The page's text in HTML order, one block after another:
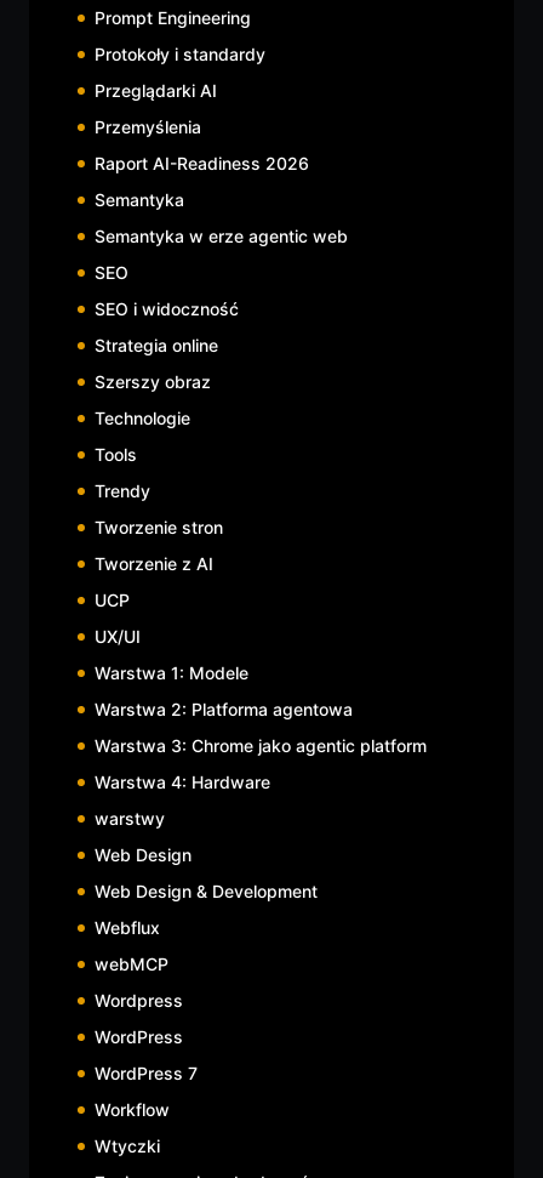
Prompt Engineering
Protokoły i standardy
Przeglądarki AI
Przemyślenia
Raport AI-Readiness 2026
Semantyka
Semantyka w erze agentic web
SEO
SEO i widoczność
Strategia online
Szerszy obraz
Technologie
Tools
Trendy
Tworzenie stron
Tworzenie z AI
UCP
UX/UI
Warstwa 1: Modele
Warstwa 2: Platforma agentowa
Warstwa 3: Chrome jako agentic platform
Warstwa 4: Hardware
warstwy
Web Design
Web Design & Development
Webflux
webMCP
Wordpress
WordPress
WordPress 7
Workflow
Wtyczki